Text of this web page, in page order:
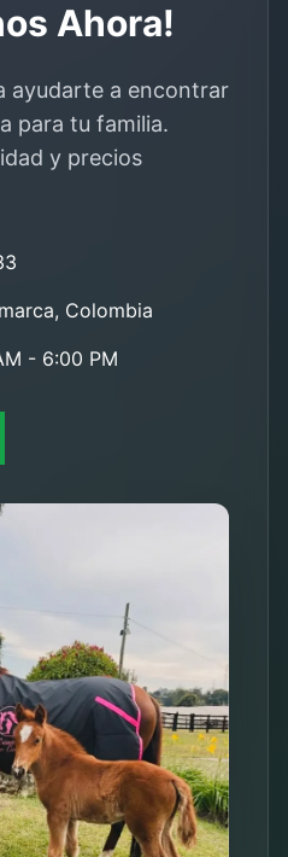
Ahora!
ayudarte a encontrar
para tu familia.
y precios
, Colombia
- 6:00 PM